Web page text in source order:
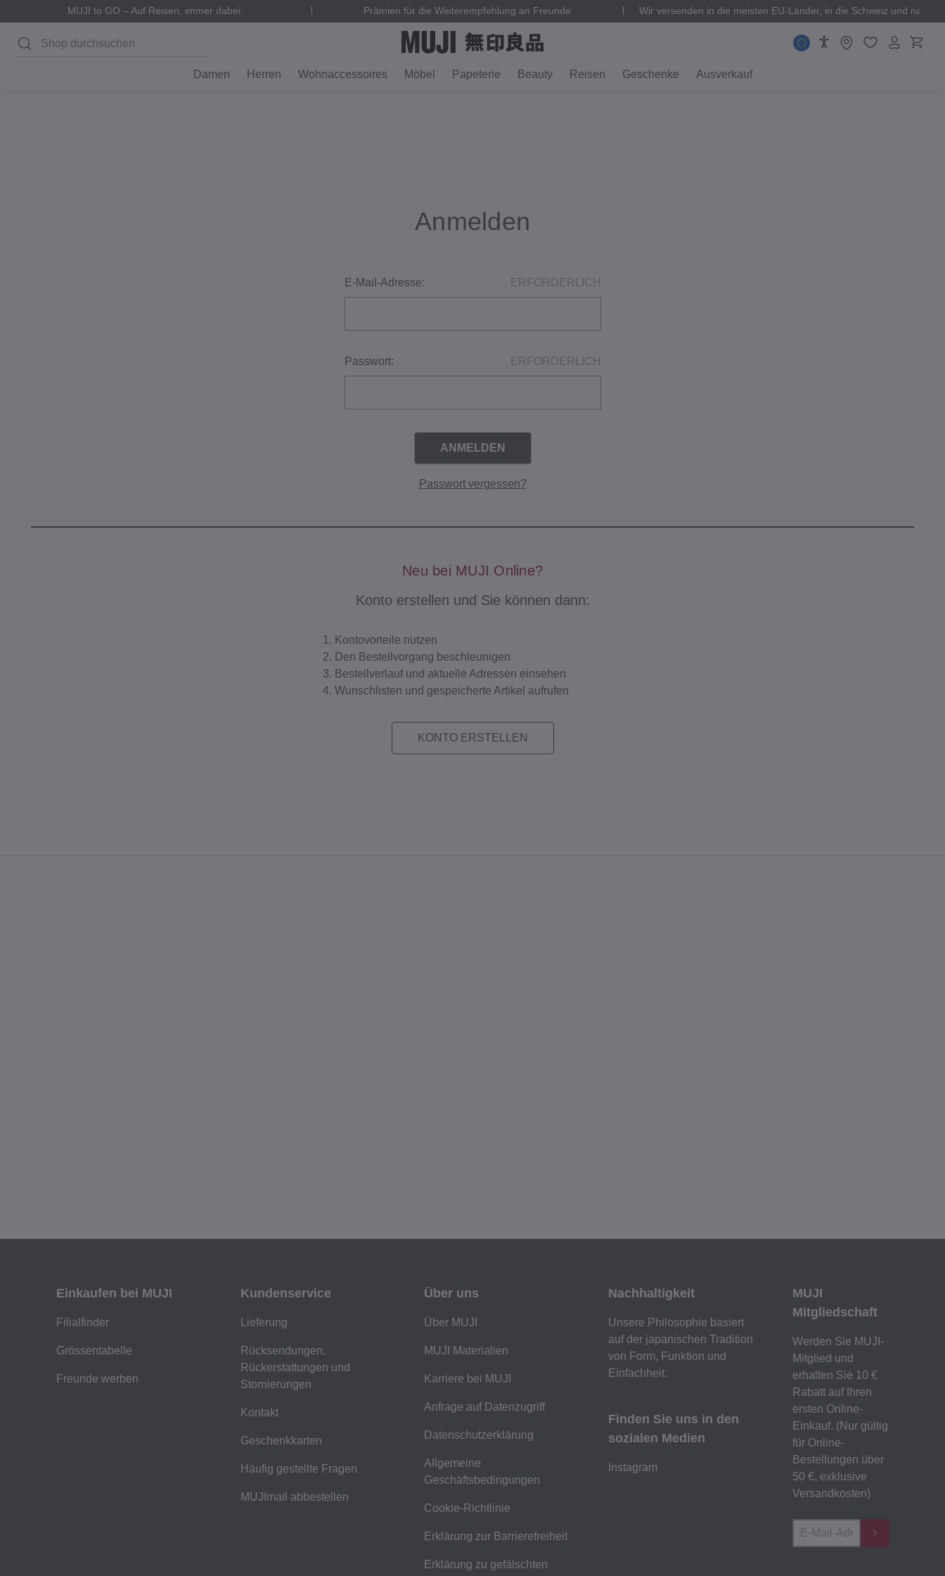
MUJI to GO – Auf Reisen, immer dabei. Prämien für die Weiterempfehlung an Freunde Wir versenden in die meisten EU-Länder, in die Schweiz und nach
Suchen
Damen Herren Wohnaccessoires Möbel Papeterie Beauty Reisen Geschenke Ausverkauf
Anmelden
E-Mail-Adresse: ERFORDERLICH
Passwort: ERFORDERLICH
Passwort vergessen?
Neu bei MUJI Online?
Konto erstellen und Sie können dann:
Kontovorteile nutzen
Den Bestellvorgang beschleunigen
Bestellverlauf und aktuelle Adressen einsehen
Wunschlisten und gespeicherte Artikel aufrufen
KONTO ERSTELLEN
Einkaufen bei MUJI
Filialfinder
Grössentabelle
Freunde werben
Kundenservice
Lieferung
Rücksendungen,
Rückerstattungen und
Stornierungen
Kontakt
Geschenkkarten
Häufig gestellte Fragen
MUJImail abbestellen
Über uns
Über MUJI
MUJI Materialien
Karriere bei MUJI
Anfrage auf Datenzugriff
Datenschutzerklärung
Allgemeine
Geschäftsbedingungen
Cookie-Richtlinie
Erklärung zur Barrierefreiheit
Erklärung zu gefälschten
Nachhaltigkeit
Unsere Philosophie basiert
auf der japanischen Tradition
von Form, Funktion und
Einfachheit.
Finden Sie uns in den
sozialen Medien
Instagram
MUJI
Mitgliedschaft
Werden Sie MUJI-
Mitglied und
erhalten Sie 10 €
Rabatt auf Ihren
ersten Online-
Einkauf. (Nur gültig
für Online-
Bestellungen über
50 €, exklusive
Versandkosten)